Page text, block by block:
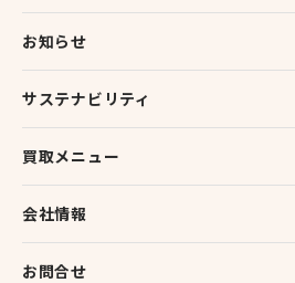
お知らせ
サステナビリティ
買取メニュー
会社情報
お問合せ